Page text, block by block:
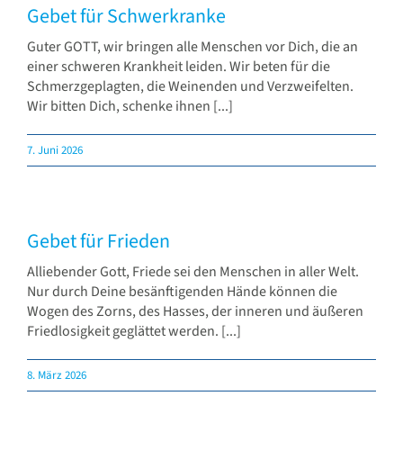
Gebet für Schwerkranke
Guter GOTT, wir bringen alle Menschen vor Dich, die an
einer schweren Krankheit leiden. Wir beten für die
Schmerzgeplagten, die Weinenden und Verzweifelten.
Wir bitten Dich, schenke ihnen [...]
7. Juni 2026
Gebet für Frieden
Alliebender Gott, Friede sei den Menschen in aller Welt.
Nur durch Deine besänftigenden Hände können die
Wogen des Zorns, des Hasses, der inneren und äußeren
Friedlosigkeit geglättet werden. [...]
8. März 2026